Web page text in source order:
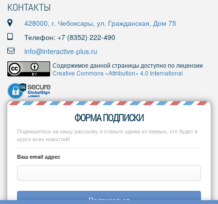
КОНТАКТЫ
428000, г. Чебоксары, ул. Гражданская, Дом 75
Телефон: +7 (8352) 222-490
info@interactive-plus.ru
Содержимое данной страницы доступно по лицензии
Creative Commons «Attribution» 4.0 International
ФОРМА ПОДПИСКИ
Подпишитесь на нашу рассылку и станьте одним из первых, кто будет в
курсе всех новостей!
Ваш email адрес
Подписаться